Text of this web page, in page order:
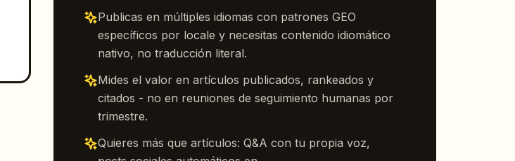
Publicas en múltiples idiomas con patrones GEO
específicos por locale y necesitas contenido idiomático
nativo, no traducción literal.
Mides el valor en artículos publicados, rankeados y
citados - no en reuniones de seguimiento humanas por
trimestre.
Quieres más que artículos: Q&A con tu propia voz,